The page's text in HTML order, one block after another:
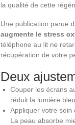
la qualité de cette
Une publication parue
augmente le stress
téléphone au lit ne
récupération de votre
Deux
Couper les écrans
réduit la lumière
Appliquer votre soin
La peau absorbe